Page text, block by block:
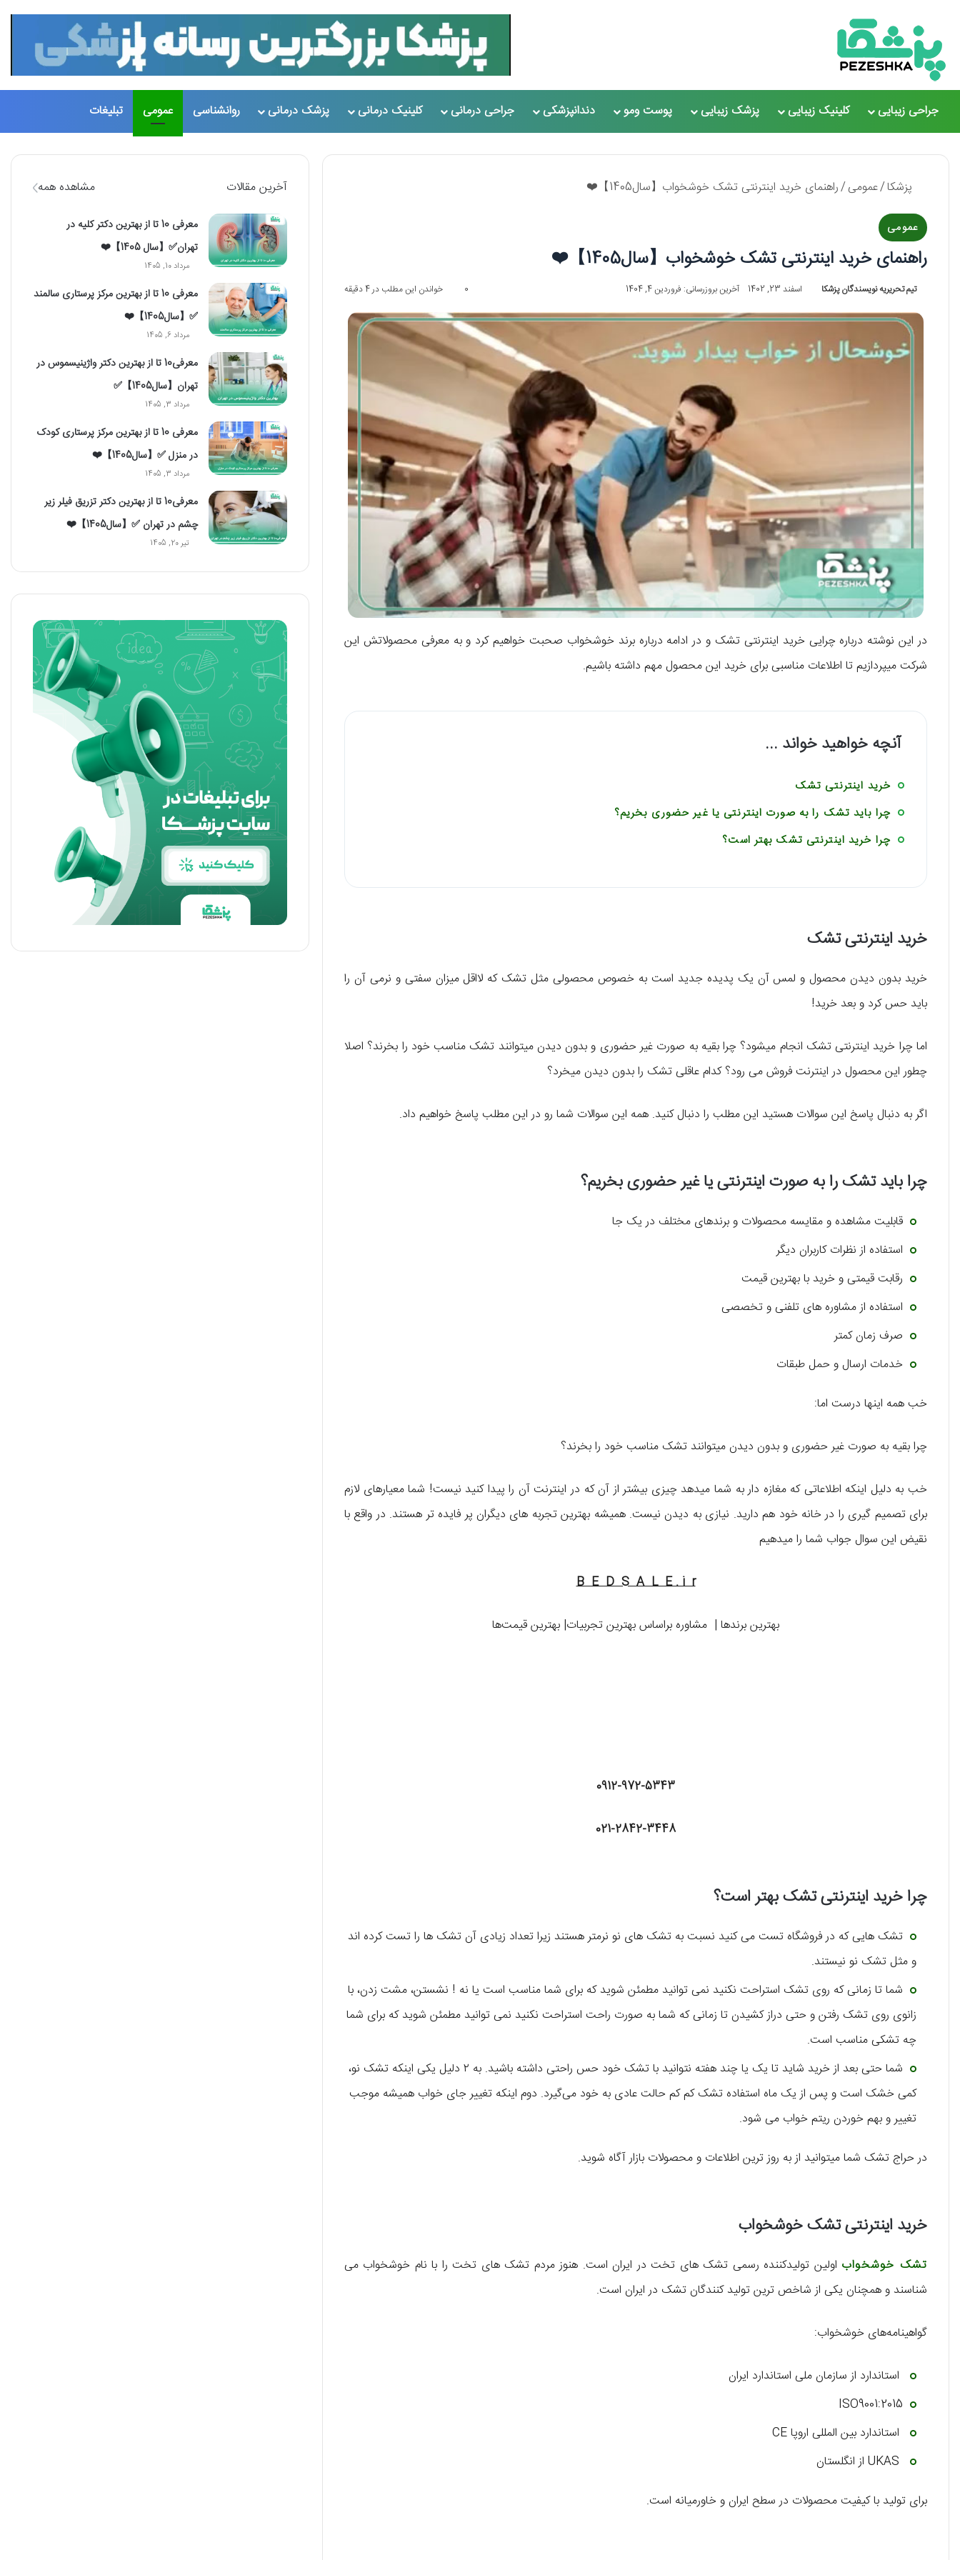
جراحی زیبایی کلینیک زیبایی پزشک زیبایی پوست ومو دندانپزشکی جراحی درمانی کلینیک درمانی پزشک درمانی روانشناسی عمومی تبلیغات
پزشکا/عمومی/راهنمای خرید اینترنتی تشک خوشخواب【سال1405】❤️
عمومی
راهنمای خرید اینترنتی تشک خوشخواب【سال1405】❤️
تیم تحریریه نویسندگان پزشکا اسفند 23, 1402 آخرین بروزرسانی: فروردین 4, 1404 0 خواندن این مطلب در 4 دقیقه
در این نوشته درباره چرایی خرید اینترنتی تشک و در ادامه درباره برند خوشخواب صحبت خواهیم کرد و به معرفی محصولاتش این
شرکت میپردازیم تا اطلاعات مناسبی برای خرید این محصول مهم داشته باشیم.
آنچه خواهید خواند ...
خرید اینترنتی تشک
چرا باید تشک را به صورت اینترنتی یا غیر حضوری بخریم؟
چرا خرید اینترنتی تشک بهتر است؟
خرید اینترنتی تشک
خرید بدون دیدن محصول و لمس آن یک پدیده جدید است به خصوص محصولی مثل تشک که لااقل میزان سفتی و نرمی آن را
باید حس کرد و بعد خرید!
اما چرا خرید اینترنتی تشک انجام میشود؟ چرا بقیه به صورت غیر حضوری و بدون دیدن میتوانند تشک مناسب خود را بخرند؟ اصلا
چطور این محصول در اینترنت فروش می رود؟ کدام عاقلی تشک را بدون دیدن میخرد؟
اگر به دنبال پاسخ این سوالات هستید این مطلب را دنبال کنید. همه این سوالات شما رو در این مطلب پاسخ خواهیم داد.
چرا باید تشک را به صورت اینترنتی یا غیر حضوری بخریم؟
قابلیت مشاهده و مقایسه محصولات و برندهای مختلف در یک جا
استفاده از نظرات کاربران دیگر
رقابت قیمتی و خرید با بهترین قیمت
استفاده از مشاوره های تلفنی و تخصصی
صرف زمان کمتر
خدمات ارسال و حمل طبقات
خب همه اینها درست اما:
چرا بقیه به صورت غیر حضوری و بدون دیدن میتوانند تشک مناسب خود را بخرند؟
خب به دلیل اینکه اطلاعاتی که مغازه دار به شما میدهد چیزی بیشتر از آن که در اینترنت آن را پیدا کنید نیست! شما معیارهای لازم
برای تصمیم گیری را در خانه خود هم دارید. نیازی به دیدن نیست. همیشه بهترین تجربه های دیگران پر فایده تر هستند. در واقع با
نقیض این سوال جواب شما را میدهیم
B E D S A L E . i r
بهترین برندها | مشاوره براساس بهترین تجربیات| بهترین قیمت‌ها
0912-972-5343
021-2842-3448
چرا خرید اینترنتی تشک بهتر است؟
تشک هایی که در فروشگاه تست می کنید نسبت به تشک های نو نرمتر هستند زیرا تعداد زیادی آن تشک ها را تست کرده اند
و مثل تشک نو نیستند.
شما تا زمانی که روی تشک استراحت نکنید نمی توانید مطمئن شوید که برای شما مناسب است یا نه ! نشستن، مشت زدن، با
زانوی روی تشک رفتن و حتی دراز کشیدن تا زمانی که شما به صورت راحت استراحت نکنید نمی توانید مطمئن شوید که برای شما
چه تشکی مناسب است.
شما حتی بعد از خرید شاید تا یک یا چند هفته نتوانید با تشک خود حس راحتی داشته باشید. به ۲ دلیل یکی اینکه تشک نو،
کمی خشک است و پس از یک ماه استفاده تشک کم کم حالت عادی به خود می‌گیرد. دوم اینکه تغییر جای خواب همیشه موجب
تغییر و بهم خوردن ریتم خواب می شود.
در حراج تشک شما میتوانید از به روز ترین اطلاعات و محصولات بازار آگاه شوید.
خرید اینترنتی تشک خوشخواب
تشک خوشخواب اولین تولیدکننده رسمی تشک های تخت در ایران است. هنوز مردم تشک های تخت را با نام خوشخواب می
شناسند و همچنان یکی از شاخص ترین تولید کنندگان تشک در ایران است.
گواهینامه‌های خوشخواب:
استاندارد از سازمان ملی استاندارد ایران
ISO9001:2015
استاندارد بین المللی اروپا CE
برای تولید با کیفیت محصولات در سطح ایران و خاورمیانه است.
آخرین مقالات مشاهده همه
معرفی 10 تا از بهترین دکتر کلیه در
تهران✅【سال 1405】❤️
مرداد 10, 1405
معرفی 10 تا از بهترین مرکز پرستاری سالمند
✅【سال1405】❤️
مرداد 6, 1405
معرفی10 تا از بهترین دکتر واژینیسموس در
تهران【سال1405】✅
مرداد 3, 1405
معرفی 10 تا از بهترین مرکز پرستاری کودک
در منزل ✅【سال1405】❤️
مرداد 3, 1405
معرفی10 تا از بهترین دکتر تزریق فیلر زیر
چشم در تهران ✅【سال1405】❤️
تیر 20, 1405